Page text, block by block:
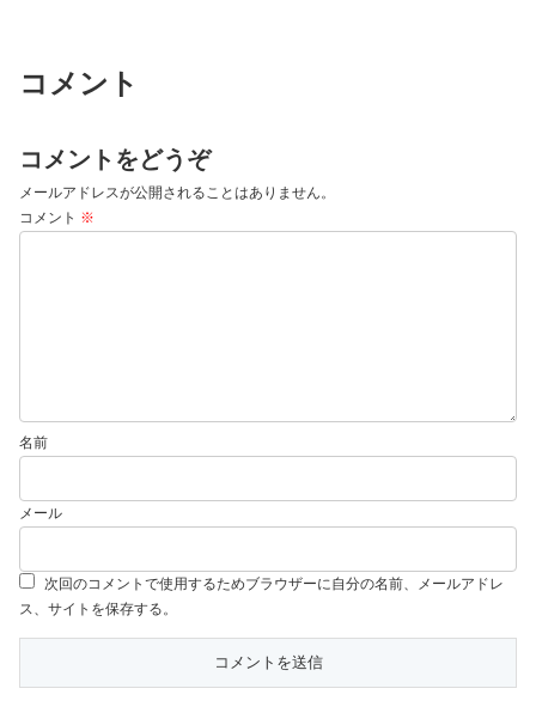
コメント
コメントをどうぞ
メールアドレスが公開されることはありません。
コメント ※
名前
メール
次回のコメントで使用するためブラウザーに自分の名前、メールアドレ
ス、サイトを保存する。